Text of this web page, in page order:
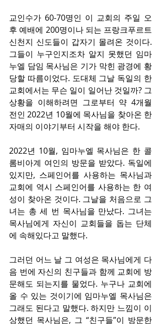
교인수가 60-70명인 이 교회의 주일 오
후 예배에 200명이나 되는 프랑크푸르트
신천지 신도들이 갑자기 몰려온 것이다.
그들이 누구인지조차 알지 못했던 임마
누엘 담임 목사님은 기가 막힌 광경에 황
당할 따름이었다. 도대체 그날 독일의 한
교회에서는 무슨 일이 일어난 것일까? 그
상황을 이해하려면 그로부터 약 4개월
전인 2022년 10월에 목사님을 찾아온 한
자매의 이야기부터 시작을 해야 한다.
2022년 10월, 임마누엘 목사님은 한 콜
롬비아계 여인의 방문을 받았다. 독일에
있지만, 스페인어를 사용하는 목사님과
교회에 역시 스페인어를 사용하는 한 여
성이 찾아온 것이다. 그날을 처음으로 그
녀는 총 세 번 목사님을 만났다. 그녀는
목사님에게 자신이 교회들을 돕는 단체
에 속해있다고 말했다.
그러던 어느 날 그 여성은 목사님에게 다
음 번에 자신의 친구들과 함께 교회에 방
문해도 되는지를 물었다. 누구나 교회에
올 수 있는 것이기에 임마누엘 목사님은
그래도 된다고 말했다. 하지만 느낌이 이
상했던 목사님은, 그 “친구들”이 방문한